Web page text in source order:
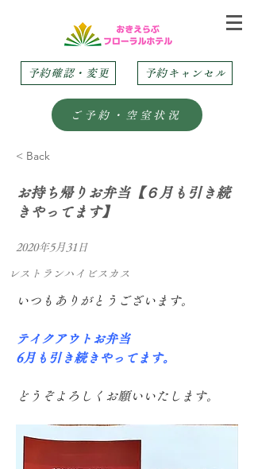
予約確認・変更 予約キャンセル
ご予約・空室状況
< Back
お持ち帰りお弁当【６月も引き続
きやってます】
2020年5月31日
レストランハイビスカス
いつもありがとうございます。
テイクアウトお弁当
6月も引き続きやってます。
どうぞよろしくお願いいたします。